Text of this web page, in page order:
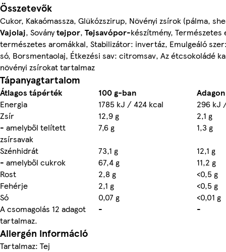
Összetevők
Cukor, Kakaómassza, Glükózszirup, Növényi zsírok (pálma,
Vajolaj, Soványtejpor, Tejsavópor-készítmény, Természetes
természetes aromákkal, Stabilizátor: invertáz, Emulgeáló
só, Borsmentaolaj, Étkezési sav: citromsav, Az étcsokoládé
növényi zsírokat tartalmaz
Tápanyagtartalom
Átlagos tápérték 100 g-ban
Energia
1785 kJ / 424 kcal
296 kJ
Zsír
12,9 g
2,1 g
- amelyből telített
zsírsavak
7,6 g
1,3 g
Szénhidrát
73,1 g
12,1 g
- amelyből cukrok
67,4 g
11,2 g
Rost
2,8 g
<0,5 g
Fehérje
2,1 g
<0,5 g
Só
0,07 g
<0,01 g
A csomagolás 12 adagot
tartalmaz.
- -
Allergén információ
Tartalmaz: Tej